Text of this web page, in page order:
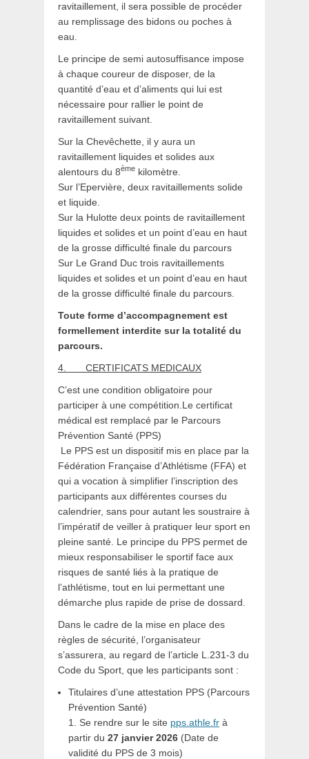
ravitaillement, il sera possible de procéder
au remplissage des bidons ou poches à
eau.
Le principe de semi autosuffisance impose
à chaque coureur de disposer, de la
quantité d’eau et d’aliments qui lui est
nécessaire pour rallier le point de
ravitaillement suivant.
Sur la Chevêchette, il y aura un
ravitaillement liquides et solides aux
alentours du 8ème kilomètre.
Sur l’Epervière, deux ravitaillements solide
et liquide.
Sur la Hulotte deux points de ravitaillement
liquides et solides et un point d’eau en haut
de la grosse difficulté finale du parcours
Sur Le Grand Duc trois ravitaillements
liquides et solides et un point d’eau en haut
de la grosse difficulté finale du parcours.
Toute forme d’accompagnement est
formellement interdite sur la totalité du
parcours.
4.
CERTIFICATS MEDICAUX
C’est une condition obligatoire pour
participer à une compétition.Le certificat
médical est remplacé par le Parcours
Prévention Santé (PPS)
Le PPS est un dispositif mis en place par la
Fédération Française d’Athlétisme (FFA) et
qui a vocation à simplifier l’inscription des
participants aux différentes courses du
calendrier, sans pour autant les soustraire à
l’impératif de veiller à pratiquer leur sport en
pleine santé. Le principe du PPS permet de
mieux responsabiliser le sportif face aux
risques de santé liés à la pratique de
l’athlétisme, tout en lui permettant une
démarche plus rapide de prise de dossard.
Dans le cadre de la mise en place des
règles de sécurité, l’organisateur
s’assurera, au regard de l’article L.231-3 du
Code du Sport, que les participants sont :
Titulaires d’une attestation PPS (Parcours
Prévention Santé)
1. Se rendre sur le site pps.athle.fr à
partir du 27 janvier 2026 (Date de
validité du PPS de 3 mois)